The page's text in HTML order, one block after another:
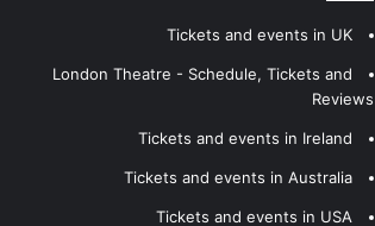
Tickets and events in UK
London Theatre - Schedule, Tickets and
Reviews
Tickets and events in Ireland
Tickets and events in Australia
Tickets and events in USA